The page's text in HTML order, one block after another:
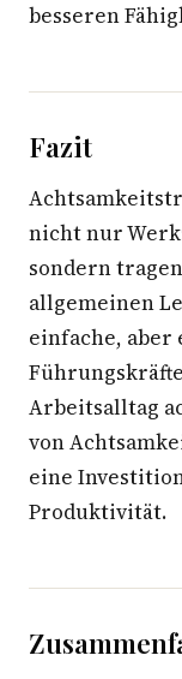
besseren
Fazit
nicht nur
sondern
allgemeinen
einfache, aber
Arbeitsalltag
von
eine
Produktivität.